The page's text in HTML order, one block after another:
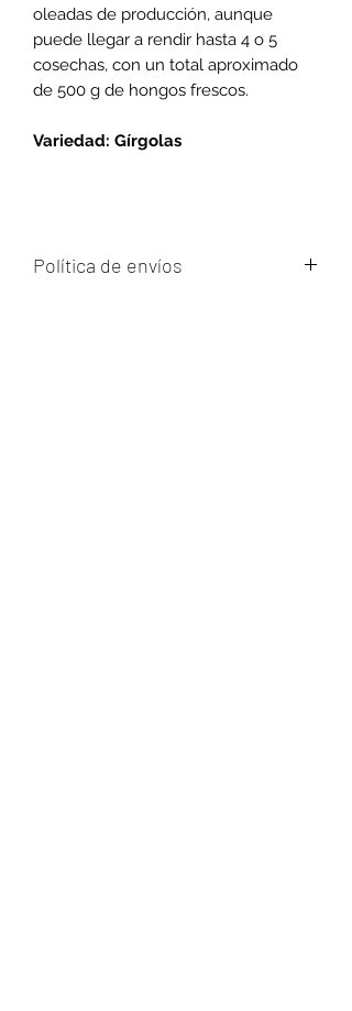
oleadas de producción, aunque
puede llegar a rendir hasta 4 o 5
cosechas, con un total aproximado
de 500 g de hongos frescos.
Variedad: Gírgolas
Política de envíos